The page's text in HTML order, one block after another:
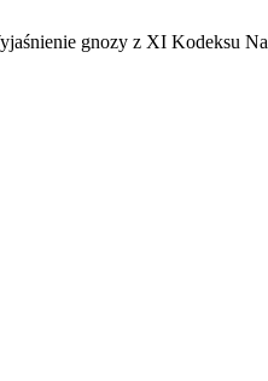
gnozy z XI Kodeksu